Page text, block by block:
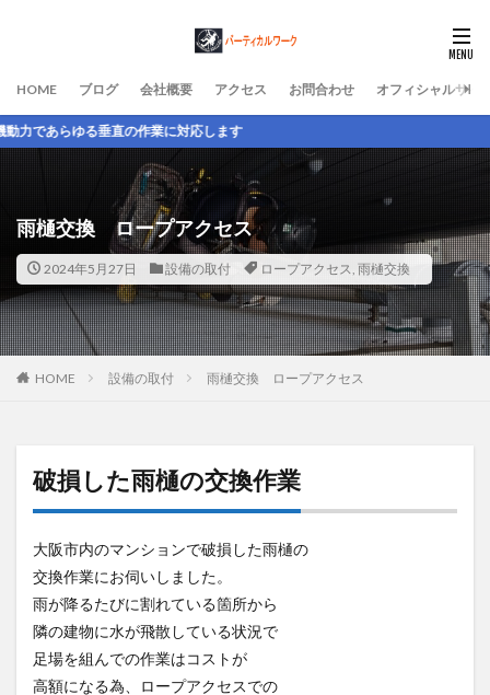
HOME ブログ 会社概要 アクセス お問合わせ オフィシャルサイ
作業に対応します
雨樋交換 ロープアクセス
2024年5月27日 設備の取付 ロープアクセス, 雨樋交換
HOME 設備の取付 雨樋交換 ロープアクセス
破損した雨樋の交換作業
大阪市内のマンションで破損した雨樋の
交換作業にお伺いしました。
雨が降るたびに割れている箇所から
隣の建物に水が飛散している状況で
足場を組んでの作業はコストが
高額になる為、ロープアクセスでの